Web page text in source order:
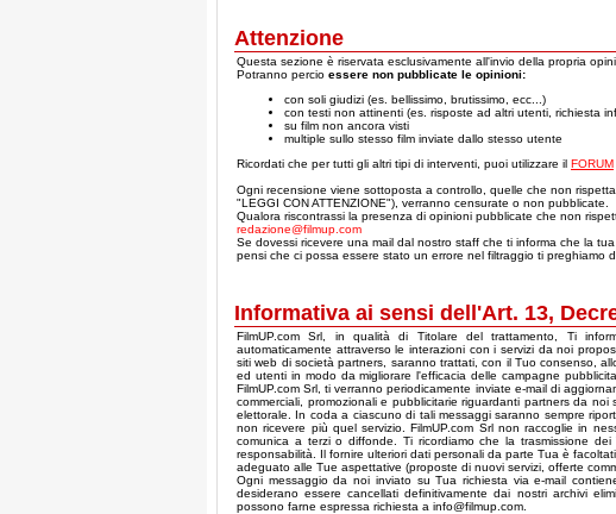
Attenzione
Questa sezione è riservata esclusivamente all'invio della propria
Potranno percio essere non pubblicate le opinioni:
con soli giudizi (es. bellissimo, brutissimo, ecc...)
con testi non attinenti (es. risposte ad altri utenti, richiesta
su film non ancora visti
multiple sullo stesso film inviate dallo stesso utente
Ricordati che per tutti gli altri tipi di interventi, puoi utilizzare il FORUM
Ogni recensione viene sottoposta a controllo, quelle che non
"LEGGI CON ATTENZIONE"), verranno censurate o non pubblicate.
Qualora riscontrassi la presenza di opinioni pubblicate che non
redazione@filmup.com
Se dovessi ricevere una mail dal nostro staff che ti informa che la
pensi che ci possa essere stato un errore nel filtraggio ti preghiamo
Informativa ai sensi dell'Art. 13,
FilmUP.com Srl, in qualità di Titolare del trattamento, Ti
automaticamente attraverso le interazioni con i servizi da noi
siti web di società partners, saranno trattati, con il Tuo consenso,
ed utenti in modo da migliorare l'efficacia delle campagne
FilmUP.com Srl, ti verranno periodicamente inviate e-mail di
commerciali, promozionali e pubblicitarie riguardanti partners da
elettorale. In coda a ciascuno di tali messaggi saranno sempre
non ricevere più quel servizio. FilmUP.com Srl non raccoglie in
comunica a terzi o diffonde. Ti ricordiamo che la trasmissione
responsabilità. Il fornire ulteriori dati personali da parte Tua è
adeguato alle Tue aspettative (proposte di nuovi servizi, offerte
Ogni messaggio da noi inviato su Tua richiesta via e-mail
desiderano essere cancellati definitivamente dai nostri archivi
possono farne espressa richiesta a info@filmup.com.